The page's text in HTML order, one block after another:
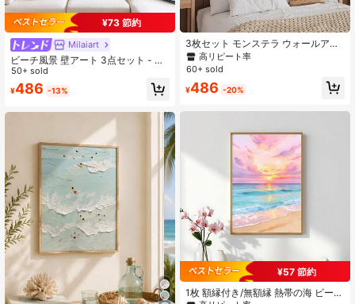
4.89 1.7K フォロワー
1.7K フォロワー
4.89 1.7K フォロワー
¥73 節約
Milaiart
ビーチ風景 壁アート 3点セット - モ
ダンな海景夕日&日の出風景 ミニマ
リストの装飾絵画、リビング、寝
室、ホームデコレーション用
50+ sold
¥486 -13%
3枚セット モンステラ ウォールアー
ト ボタニカルプリント リビング ア
ールデコ 熱帯植物 ホームデコレーシ
高リピート率
60+ sold
¥486 -20%
¥57 節約
1枚 額縁付き/無額縁 熱帯の海 ビーチ